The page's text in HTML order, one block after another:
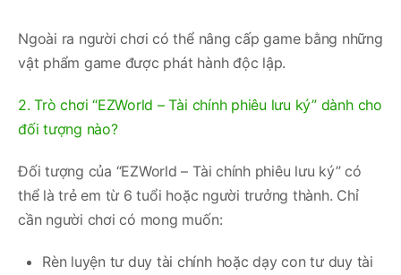
Ngoài ra người chơi có thể nâng cấp game bằng những
vật phẩm game được phát hành độc lập.
2. Trò chơi “EZWorld – Tài chính phiêu lưu ký” dành cho
đối tượng nào?
Đối tượng của “EZWorld – Tài chính phiêu lưu ký” có
thể là trẻ em từ 6 tuổi hoặc người trưởng thành. Chỉ
cần người chơi có mong muốn:
Rèn luyện tư duy tài chính hoặc dạy con tư duy tài